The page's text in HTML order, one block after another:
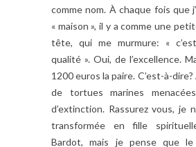
comme nom. À chaque fois que
« maison », il y a comme une
tête, qui me murmure: «
qualité ». Oui, de l’excellence.
1200 euros la paire. C’est-à-
de tortues marines
d’extinction. Rassurez vous, je
transformée en fille
Bardot, mais je pense que le